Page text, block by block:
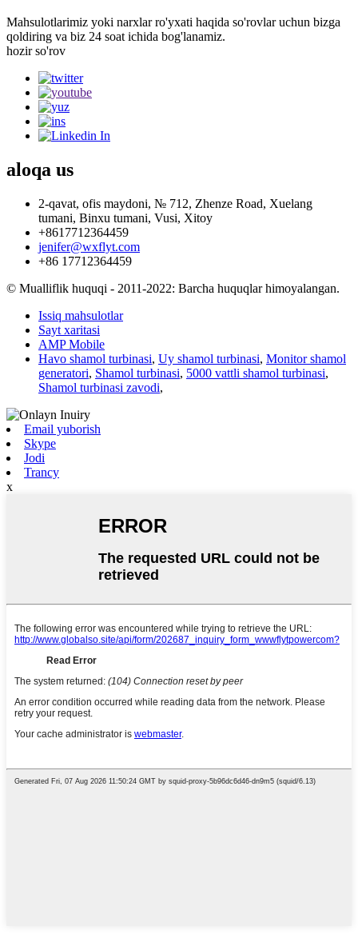
Mahsulotlarimiz yoki narxlar ro'yxati haqida so'rovlar uchun bizga
qoldiring va biz 24 soat ichida bog'lanamiz.
hozir so'rov
aloqa us
2-qavat, ofis maydoni, № 712, Zhenze Road, Xuelang
tumani, Binxu tumani, Vusi, Xitoy
+8617712364459
jenifer@wxflyt.com
+86 17712364459
© Mualliflik huquqi - 2011-2022: Barcha huquqlar himoyalangan.
Issiq mahsulotlar
Sayt xaritasi
AMP Mobile
Havo shamol turbinasi, Uy shamol turbinasi, Monitor shamol
generatori, Shamol turbinasi, 5000 vattli shamol turbinasi,
Shamol turbinasi zavodi,
Email yuborish
Skype
Jodi
Trancy
x